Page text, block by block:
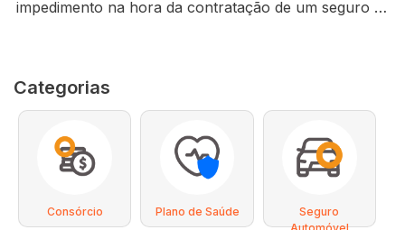
impedimento na hora da contratação de um seguro e
há como prever um sinistro, o ideal é manter o
veículo sempre protegido por meio…
Categorias
Consórcio Plano de Saúde
Seguro